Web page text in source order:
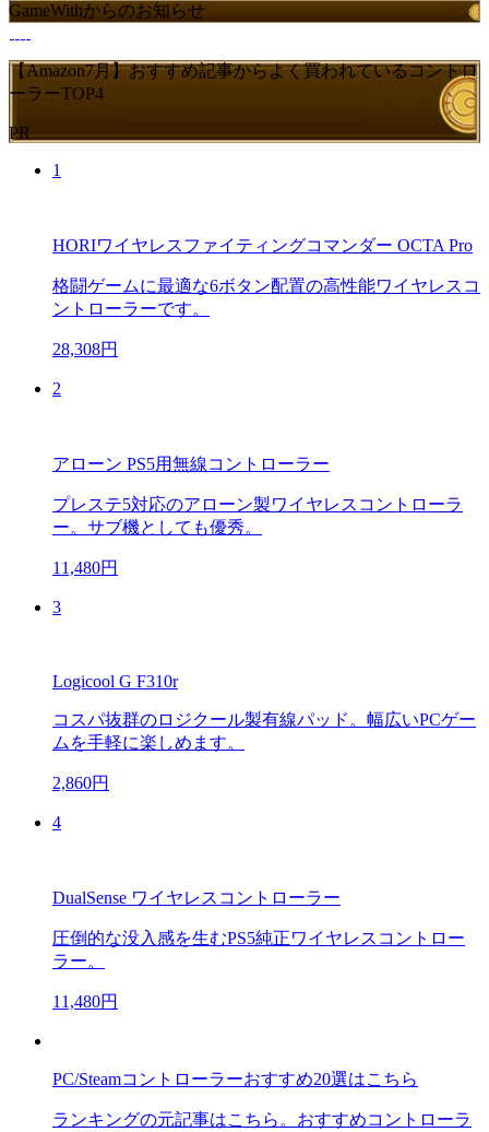
GameWithからのお知らせ
【Amazon7月】おすすめ記事からよく買われているコントロ
ーラーTOP4
PR
1
HORIワイヤレスファイティングコマンダー OCTA Pro
格闘ゲームに最適な6ボタン配置の高性能ワイヤレスコ
ントローラーです。
28,308円
2
アローン PS5用無線コントローラー
プレステ5対応のアローン製ワイヤレスコントローラ
ー。サブ機としても優秀。
11,480円
3
Logicool G F310r
コスパ抜群のロジクール製有線パッド。幅広いPCゲー
ムを手軽に楽しめます。
2,860円
4
DualSense ワイヤレスコントローラー
圧倒的な没入感を生むPS5純正ワイヤレスコントロー
ラー。
11,480円
PC/Steamコントローラーおすすめ20選はこちら
ランキングの元記事はこちら。おすすめコントローラ